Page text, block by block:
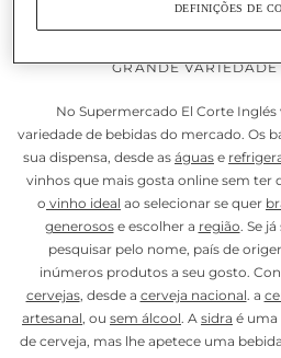
GRANDE
No Supermercado El Corte
variedade de bebidas do mercado. Os
sua dispensa, desde as águas e
vinhos que mais gosta online sem ter
o vinho ideal ao selecionar se quer
generosose escolher a região. Se
pesquisar pelo nome, país de
inúmeros produtos a seu gosto.
cervejas, desde a cerveja nacional. a
artesanal, ou sem álcool. A sidra é uma
de cerveja, mas lhe apetece uma
DEFINIÇÕES DE